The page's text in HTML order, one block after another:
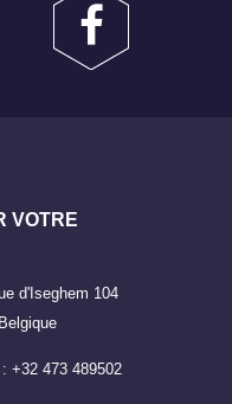
VOTRE
d'Iseghem 104
+32 473 489502